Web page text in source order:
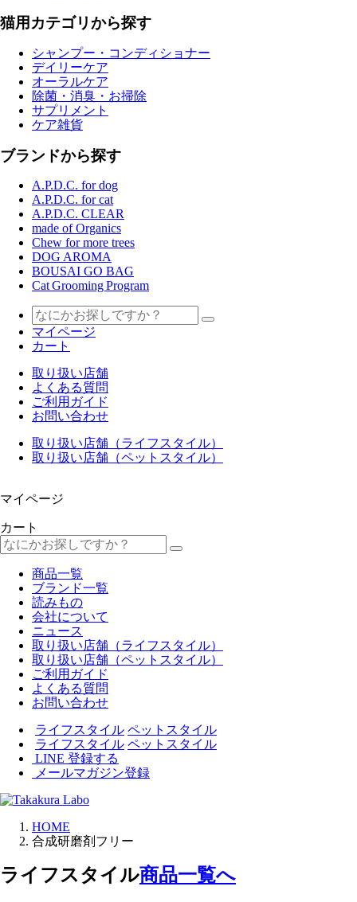
猫用カテゴリから探す
シャンプー・コンディショナー
デイリーケア
オーラルケア
除菌・消臭・お掃除
サプリメント
ケア雑貨
ブランドから探す
A.P.D.C. for dog
A.P.D.C. for cat
A.P.D.C. CLEAR
made of Organics
Chew for more trees
DOG AROMA
BOUSAI GO BAG
Cat Grooming Program
マイページ
カート
取り扱い店舗
よくある質問
ご利用ガイド
お問い合わせ
取り扱い店舗（ライフスタイル）
取り扱い店舗（ペットスタイル）
マイページ
カート
商品一覧
ブランド一覧
読みもの
会社について
ニュース
取り扱い店舗（ライフスタイル）
取り扱い店舗（ペットスタイル）
ご利用ガイド
よくある質問
お問い合わせ
ライフスタイル ペットスタイル
ライフスタイル ペットスタイル
LINE 登録する
メールマガジン登録
HOME
合成研磨剤フリー
ライフスタイル商品一覧へ